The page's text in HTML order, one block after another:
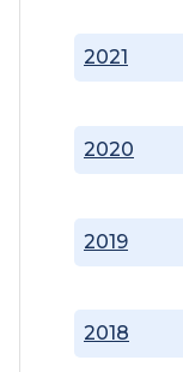
2018
2019
2020
2021